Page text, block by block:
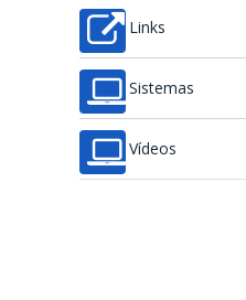
Links
Sistemas
Vídeos